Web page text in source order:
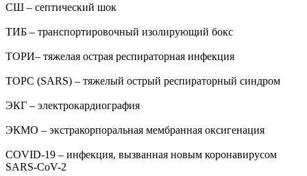
СШ – септический шок
ТИБ – транспортировочный изолирующий бокс
ТОРИ– тяжелая острая респираторная инфекция
ТОРС (SARS) – тяжелый острый респираторный синдром
ЭКГ – электрокардиография
ЭКМО – экстракорпоральная мембранная оксигенация
COVID-19 – инфекция, вызванная новым коронавирусом
SARS-CoV-2